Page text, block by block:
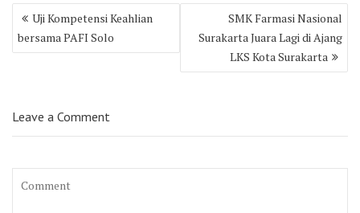
Post
navigation
Uji Kompetensi Keahlian
bersama PAFI Solo
SMK Farmasi Nasional
Surakarta Juara Lagi di Ajang
LKS Kota Surakarta
Leave a Comment